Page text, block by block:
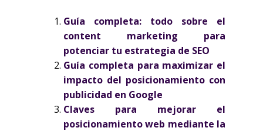
Guía completa: todo sobre el
content marketing para
potenciar tu estrategia de SEO
Guía completa para maximizar el
impacto del posicionamiento con
publicidad en Google
Claves para mejorar el
posicionamiento web mediante la